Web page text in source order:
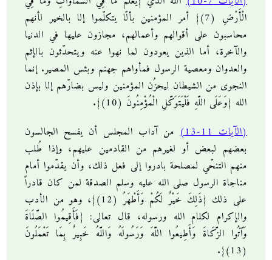
الْأَرْضِ (7)} أمر المؤمنين بألّا يتكلّموا إلا بالخير لأنهم
محاسبون على أقوالهم وأعمالهم، مجازون عليها في الدنيا
والآخرة، أما الذين يعودون لما نهوا عنه ويتحدّثون بالإثم
والعدوان ومعصية الرسول فمأواهم جهنم وبئس المصير. إنما
النجوى من الشيطان ليحزُن المؤمنين وليس بضارّهم إلا بإذن
الله {وَعَلَى اللَّهِ فَلْيَتَوَكَّلِ الْمُؤْمِنُونَ (10)}.
(الآيات 11-13)
من آداب المجلس أن يفسح الجالسون
بعضهم لبعض أو لغيرهم من القادمين عليهم، وإذا طُلب
منهم التنحّي لمصلحة بادروا إلى فعل ذلك، وأن يقدّموا أمام
مناجاة الرسول صلى الله عليه وسلم الصدقة لمن كان قادراً
على ذلك {ذَلِكَ خَيْرٌ لَكُمْ وَأَطْهَرُ (12)}، وهو من الأدب
والإكرام لكلام الله ورسوله، قال تعالى: {فَأَقِيمُوا الصَّلَاةَ
وَآَتُوا الزَّكَاةَ وَأَطِيعُوا اللَّهَ وَرَسُولَهُ وَاللَّهُ خَبِيرٌ بِمَا تَعْمَلُونَ
(13)}.